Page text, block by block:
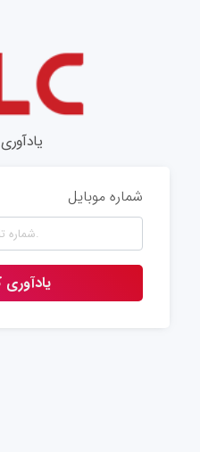
شماره موبایل
یادآوری